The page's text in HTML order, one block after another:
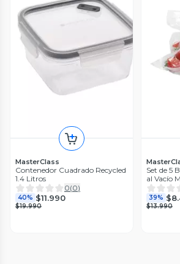
MasterClass
Contenedor Cuadrado Recycled
1.4 Litros
0(0)
40% $11.990
$19.990
Set de 5
al Vacío
39%
$13.990